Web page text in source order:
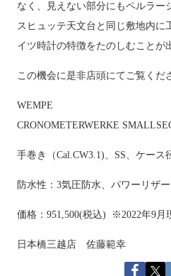
なく、見えない部分にもペルラー
スヒュッテ天文台と同じ敷地内に
イツ時計の特徴をたのしむことが
この機会に是非店頭にてご覧くだ
WEMPE
CRONOMETERWERKE
手巻き（Cal.CW3.1)、 SS、ケース
防水性： 3気圧防水、パワーリザ
価格： 951,500(税込) ※2022年9月
日本橋三越店 佐藤範幸